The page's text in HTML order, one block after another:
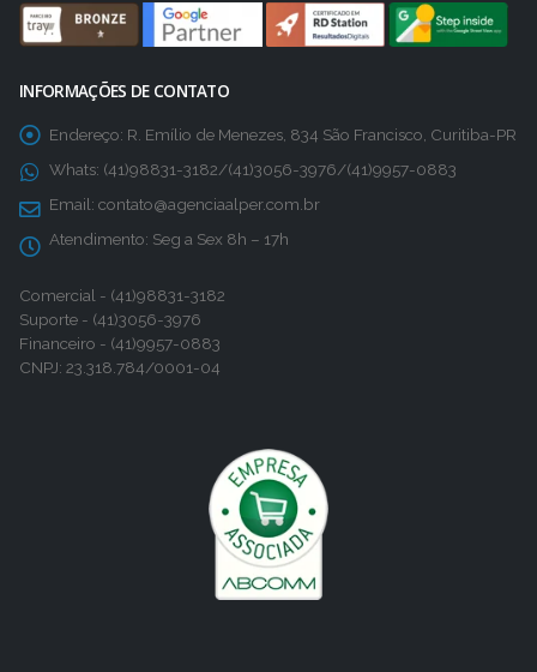
INFORMAÇÕES DE CONTATO
Endereço: R. Emílio de Menezes, 834 São Francisco, Curitiba-PR
Whats: (41)98831-3182/(41)3056-3976/(41)9957-0883
Email: contato@agenciaalper.com.br
Atendimento: Seg a Sex 8h – 17h
Comercial - (41)98831-3182
Suporte - (41)3056-3976
Financeiro - (41)9957-0883
CNPJ: 23.318.784/0001-04